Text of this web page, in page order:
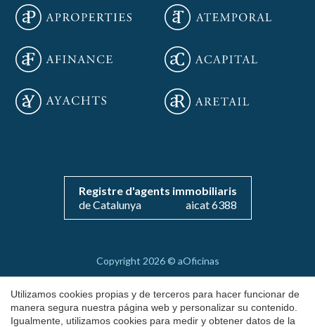
Registre d'agents immobiliaris
de Catalunya
aicat 6388
Copyright 2026 © aOficinas
AICAT 6388
Utilizamos cookies propias y de terceros para hacer funcionar de
manera segura nuestra página web y personalizar su contenido.
Igualmente, utilizamos cookies para medir y obtener datos de la
Guardar configuración Aceptar todas